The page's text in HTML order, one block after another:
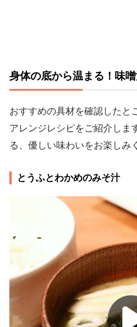
身体の底から温まる！味
おすすめの具材を確認したと
アレンジレシピをご紹介しま
る、優しい味わいをお楽しみ
とうふとわかめのみそ汁